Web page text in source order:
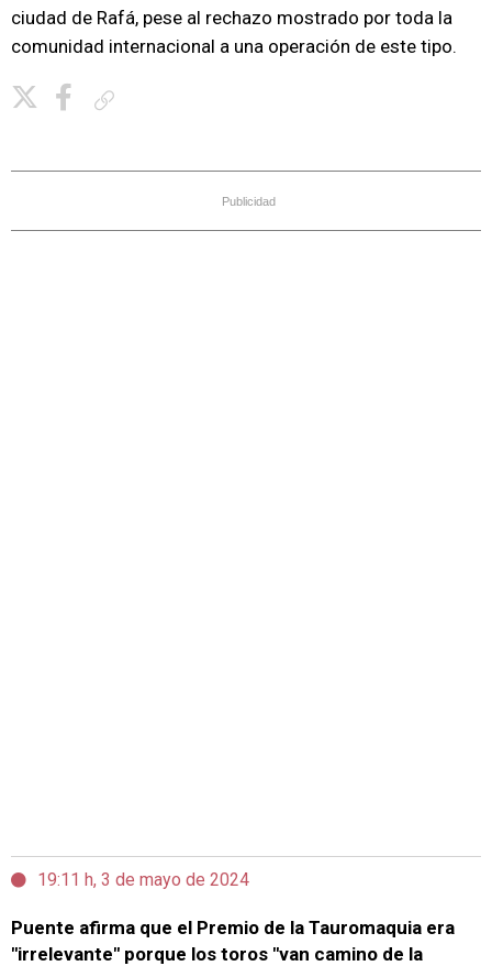
ciudad de Rafá, pese al rechazo mostrado por toda la
comunidad internacional a una operación de este tipo.
Publicidad
19:11 h, 3 de mayo de 2024
Puente afirma que el Premio de la Tauromaquia era
"irrelevante" porque los toros "van camino de la